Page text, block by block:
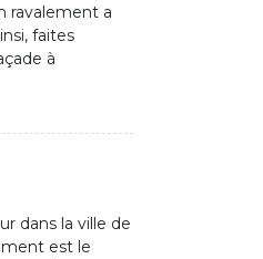
ravalement a
faites
à
dans la ville de
est le